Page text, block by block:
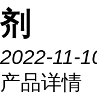
剂
2022-11-
产品详情